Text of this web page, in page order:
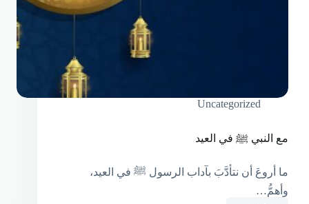
Uncategorized
مع النبي ﷺ في العيد
ما أروعَ أن نتأدَّبَ بآداب الرسول ﷺ في العيد،
وأهمُّ…